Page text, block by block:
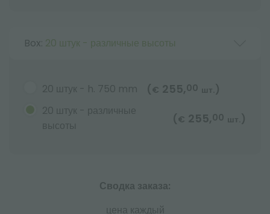
Box: 20 штук - различные высоты
20 штук - h. 750 mm ( € 255,00 шт. )
20 штук - различные
высоты
(€ 255,00 шт. )
Сводка заказа:
цена каждый